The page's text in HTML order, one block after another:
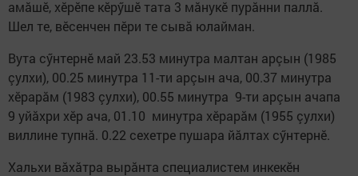
амăшӗ, хӗрӗпе кӗрӳшӗ тата 3 мăнукӗ пурăнни паллă.
Шел те, вӗсенчен пӗри те сывă юлайман.
Вута сӳнтернӗ май 23.53 минутра малтан арçын (1985
çулхи), 00.25 минутра 11-ти арçын ача, 00.37 минутра
хӗрарăм (1983 çулхи), 00.55 минутра 9-ти арçын ачапа
9 уйăхри хӗр ача, 01.10 минутра хӗрарăм (1955 çулхи)
виллине тупнă. 0.22 сехетре пушара йăлтах сӳнтернӗ.
Хальхи вăхăтра вырăнта специалистем инкекӗн